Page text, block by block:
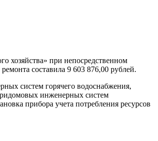
хозяйства» при непосредственном
составила 9 603 876,00 рублей.
систем горячего водоснабжения,
инженерных систем
прибора учета потребления ресурсов